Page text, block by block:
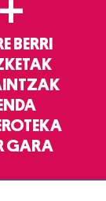
BERRI
GARA